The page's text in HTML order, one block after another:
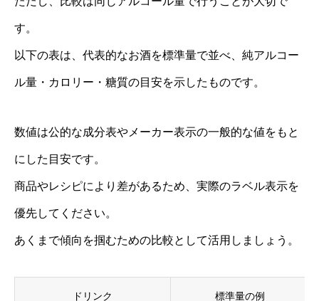
す。
以下の表は、代表的なお酒を標準量で並べ、純アルコー
ル量・カロリー・糖質の目安を示したものです。
数値は公的な成分表やメーカー表示の一般的な値をもと
にした目安です。
商品やレシピにより差があるため、実際のラベル表示を
優先してください。
あくまで傾向を掴むための比較として活用しましょう。
ドリンク 標準量の例